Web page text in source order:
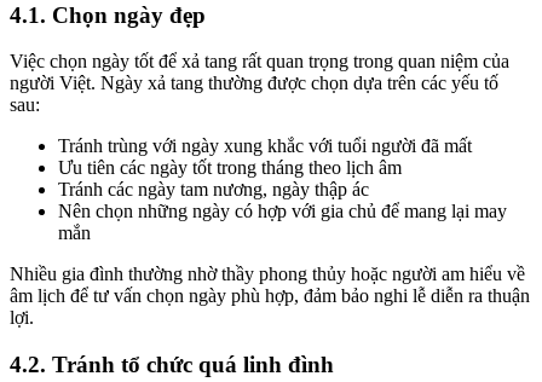
4.1. Chọn ngày đẹp
Việc chọn ngày tốt để xả tang rất quan trọng trong quan niệm của
người Việt. Ngày xả tang thường được chọn dựa trên các yếu tố
sau:
Tránh trùng với ngày xung khắc với tuổi người đã mất
Ưu tiên các ngày tốt trong tháng theo lịch âm
Tránh các ngày tam nương, ngày thập ác
Nên chọn những ngày có hợp với gia chủ để mang lại may
mắn
Nhiều gia đình thường nhờ thầy phong thủy hoặc người am hiểu về
âm lịch để tư vấn chọn ngày phù hợp, đảm bảo nghi lễ diễn ra thuận
lợi.
4.2. Tránh tổ chức quá linh đình